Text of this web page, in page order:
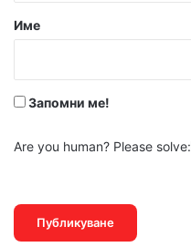
р
Име
Запомни ме!
Are you human? Please solve: